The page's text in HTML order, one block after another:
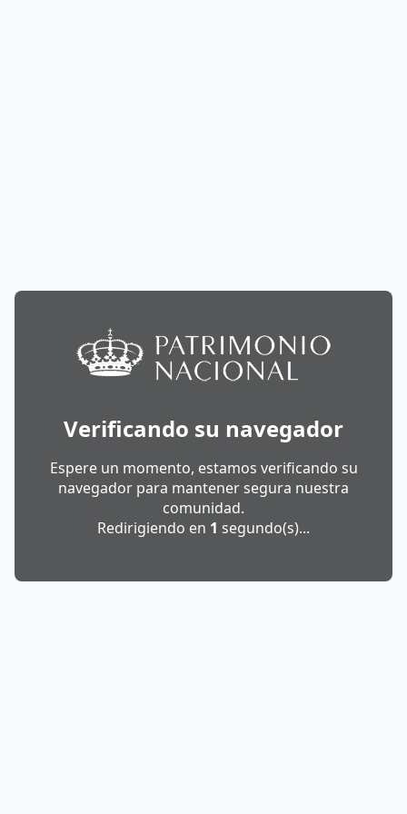
Verificando su navegador
Espere un momento, estamos verificando su
navegador para mantener segura nuestra
comunidad.
Redirigiendo en 1 segundo(s)...